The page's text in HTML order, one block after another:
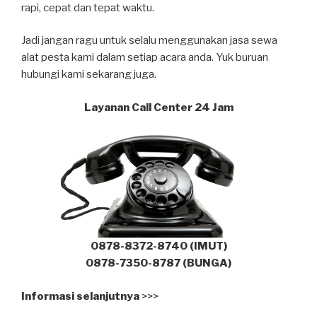
rapi, cepat dan tepat waktu.
Jadi jangan ragu untuk selalu menggunakan jasa sewa
alat pesta kami dalam setiap acara anda. Yuk buruan
hubungi kami sekarang juga.
Layanan Call Center 24 Jam
0878-8372-8740 (IMUT)
0878-7350-8787 (BUNGA)
Informasi selanjutnya >>>